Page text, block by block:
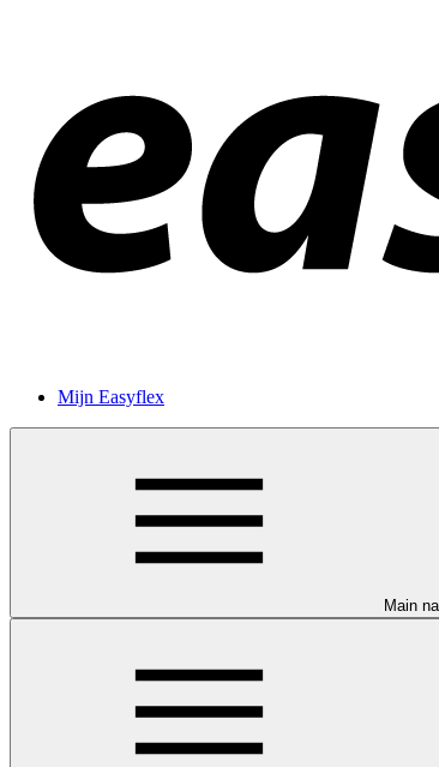
Mijn Easyflex
Main